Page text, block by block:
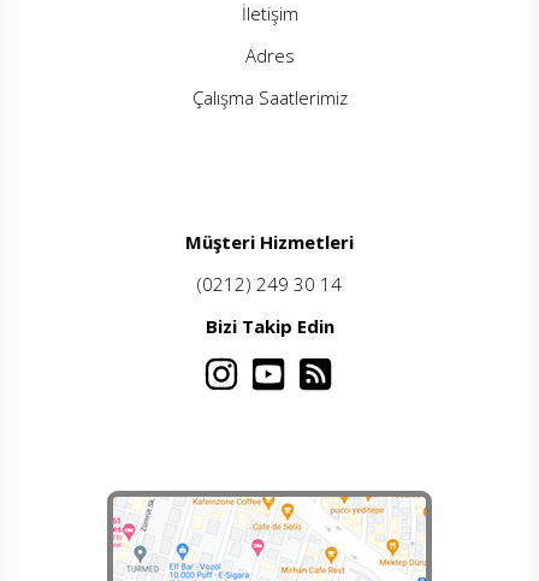
İletişim
Adres
Çalışma Saatlerimiz
Müşteri Hizmetleri
(0212) 249 30 14
Bizi Takip Edin